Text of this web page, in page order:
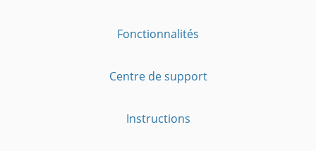
Fonctionnalités
Centre de support
Instructions